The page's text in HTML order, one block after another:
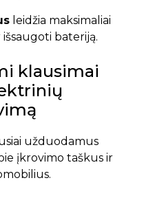
leidžia maksimaliai
bateriją.
klausimai
užduodamus
įkrovimo taškus ir